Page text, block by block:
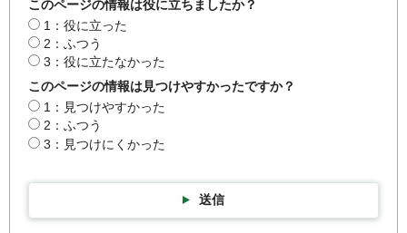
このページの情報は役に立ちましたか？
1：役に立った
2：ふつう
3：役に立たなかった
このページの情報は見つけやすかったですか？
1：見つけやすかった
2：ふつう
3：見つけにくかった
送信